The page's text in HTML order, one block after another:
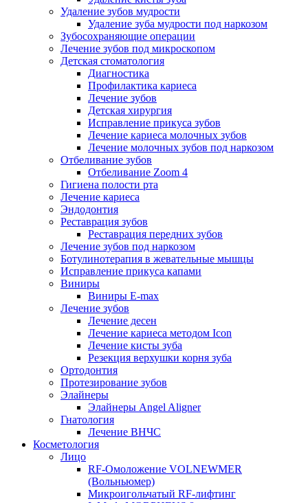
Удаление зубов мудрости
Удаление зуба мудрости под наркозом
Зубосохраняющие операции
Лечение зубов под микроскопом
Детская стоматология
Диагностика
Профилактика кариеса
Лечение зубов
Детская хирургия
Исправление прикуса зубов
Лечение кариеса молочных зубов
Лечение молочных зубов под наркозом
Отбеливание зубов
Отбеливание Zoom 4
Гигиена полости рта
Лечение кариеса
Эндодонтия
Реставрация зубов
Реставрация передних зубов
Лечение зубов под наркозом
Ботулинотерапия в жевательные мышцы
Исправление прикуса капами
Виниры
Виниры E-max
Лечение зубов
Лечение десен
Лечение кариеса методом Icon
Лечение кисты зуба
Резекция верхушки корня зуба
Ортодонтия
Протезирование зубов
Элайнеры
Элайнеры Angel Aligner
Гнатология
Лечение ВНЧС
Косметология
Лицо
RF-Омоложение VOLNEWMER
(Вольньюмер)
Микроигольчатый RF-лифтинг